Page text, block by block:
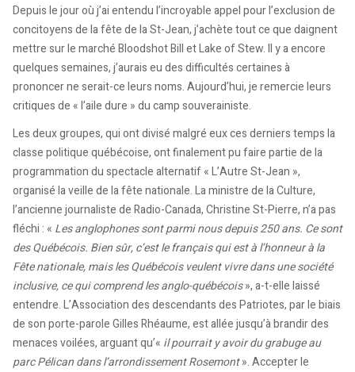
Depuis le jour où j’ai entendu l’incroyable appel pour l’exclusion de
concitoyens de la fête de la St-Jean, j’achète tout ce que daignent
mettre sur le marché Bloodshot Bill et Lake of Stew. Il y a encore
quelques semaines, j’aurais eu des difficultés certaines à
prononcer ne serait-ce leurs noms. Aujourd’hui, je remercie leurs
critiques de « l’aile dure » du camp souverainiste.
Les deux groupes, qui ont divisé malgré eux ces derniers temps la
classe politique québécoise, ont finalement pu faire partie de la
programmation du spectacle alternatif « L’Autre St-Jean »,
organisé la veille de la fête nationale. La ministre de la Culture,
l’ancienne journaliste de Radio-Canada, Christine St-Pierre, n’a pas
fléchi : « Les anglophones sont parmi nous depuis 250 ans. Ce sont
des Québécois. Bien sûr, c’est le français qui est à l’honneur à la
Fête nationale, mais les Québécois veulent vivre dans une société
inclusive, ce qui comprend les anglo-québécois», a-t-elle laissé
entendre. L’Association des descendants des Patriotes, par le biais
de son porte-parole Gilles Rhéaume, est allée jusqu’à brandir des
menaces voilées, arguant qu’« il pourrait y avoir du grabuge au
parc Pélican dans l’arrondissement Rosemont». Accepter le